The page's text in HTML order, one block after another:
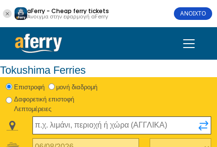
aFerry - Cheap ferry tickets
Άνοιγμα στην εφαρμογή aFerry ΑΝΟΙΧΤΟ
Tokushima Ferries
Eπιστροφή
μονή διαδρομή
Δαφορετική επιστοφή
Λεπτομέρειες